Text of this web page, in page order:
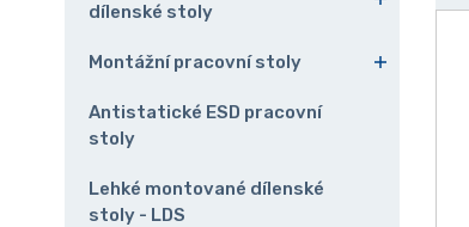
dílenské stoly
Montážní pracovní stoly
Antistatické ESD pracovní
stoly
Lehké montované dílenské
stoly - LDS